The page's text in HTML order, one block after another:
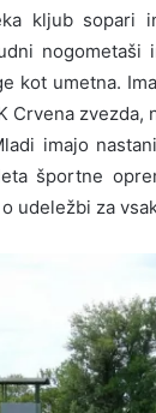
kljub
kot umetna.
Crvena
imajo
športne
udeležbi za